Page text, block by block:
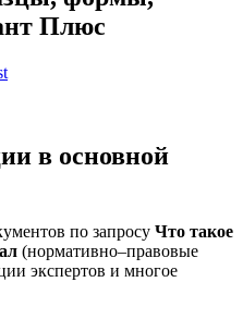
Плюс
в основной
по запросу Что такое
(нормативно–правовые
экспертов и многое